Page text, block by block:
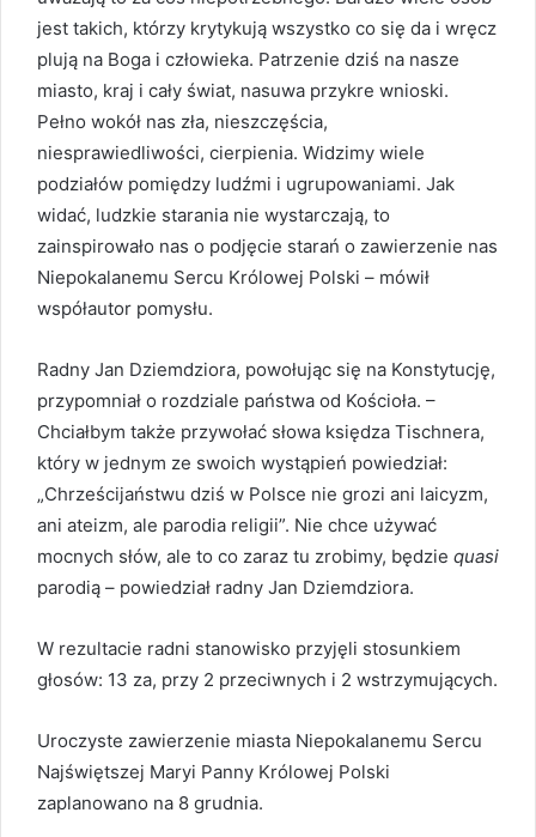
jest takich, którzy krytykują wszystko co się da i wręcz
plują na Boga i człowieka. Patrzenie dziś na nasze
miasto, kraj i cały świat, nasuwa przykre wnioski.
Pełno wokół nas zła, nieszczęścia,
niesprawiedliwości, cierpienia. Widzimy wiele
podziałów pomiędzy ludźmi i ugrupowaniami. Jak
widać, ludzkie starania nie wystarczają, to
zainspirowało nas o podjęcie starań o zawierzenie nas
Niepokalanemu Sercu Królowej Polski – mówił
współautor pomysłu.
Radny Jan Dziemdziora, powołując się na Konstytucję,
przypomniał o rozdziale państwa od Kościoła. –
Chciałbym także przywołać słowa księdza Tischnera,
który w jednym ze swoich wystąpień powiedział:
„Chrześcijaństwu dziś w Polsce nie grozi ani laicyzm,
ani ateizm, ale parodia religii”. Nie chce używać
mocnych słów, ale to co zaraz tu zrobimy, będzie quasi
parodią – powiedział radny Jan Dziemdziora.
W rezultacie radni stanowisko przyjęli stosunkiem
głosów: 13 za, przy 2 przeciwnych i 2 wstrzymujących.
Uroczyste zawierzenie miasta Niepokalanemu Sercu
Najświętszej Maryi Panny Królowej Polski
zaplanowano na 8 grudnia.